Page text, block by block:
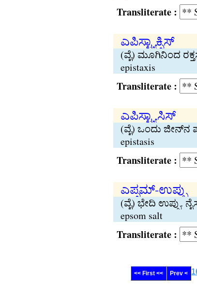
Transliterate :
ಎಪಿಸ್ಟ್ಯಾಕ್ಸಿಸ್
(ವೈ) ಮೂಗಿನಿಂದ
epistaxis
Transliterate :
ಎಪಿಸ್ಟ್ಯಾಸಿಸ್
(ವೈ) ಒಂದು ಜೀನ್‌ನ
epistasis
Transliterate :
ಎಪ್ಸಮ್-ಉಪ್ಪು
(ವೈ) ಭೇದಿ ಉಪ್ಪು.
epsom salt
Transliterate :
<< First << Prev <